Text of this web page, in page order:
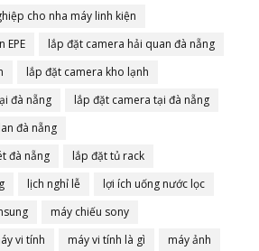
cho nha máy linh kiện
EPE
lắp đặt camera hải quan đà nẵng
lắp đặt camera kho lạnh
đà nẵng
lắp đặt camera tại đà nẵng
đà nẵng
đà nẵng
lắp đặt tủ rack
lịch nghỉ lễ
lợi ích uống nước lọc
máy chiếu sony
vi tính máy vi tính là gì
máy ảnh